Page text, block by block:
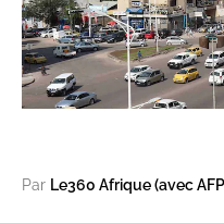
Par Le360 Afrique (avec